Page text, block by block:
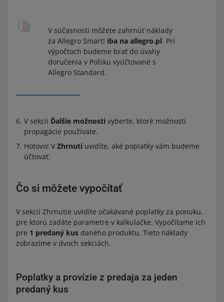
V súčasnosti môžete zahrnúť náklady
za Allegro Smart! iba na allegro.pl. Pri
výpočtoch budeme brať do úvahy
doručenia v Poľsku vyúčtované s
Allegro Standard.
V sekcii Ďalšie možnosti vyberte, ktoré možnosti
propagácie používate.
Hotovo! V Zhrnutíuvidíte, aké poplatky vám budeme
účtovať.
Čo si môžete vypočítať
V sekcii Zhrnutie uvidíte očakávané poplatky za ponuku,
pre ktorú zadáte parametre v kalkulačke. Vypočítame ich
pre 1 predaný kus daného produktu. Tieto náklady
zobrazíme v dvoch sekciách.
Poplatky a provízie z predaja za jeden
predaný kus